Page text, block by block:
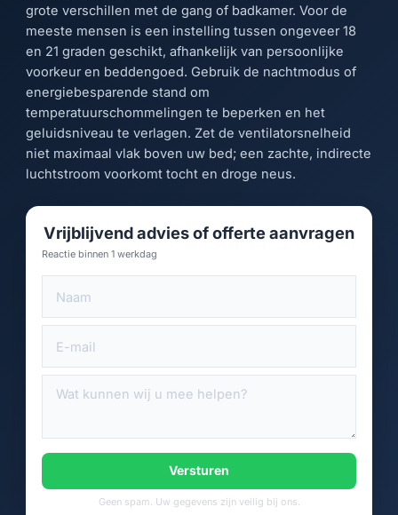
grote verschillen met de gang of badkamer. Voor de
meeste mensen is een instelling tussen ongeveer 18
en 21 graden geschikt, afhankelijk van persoonlijke
voorkeur en beddengoed. Gebruik de nachtmodus of
energiebesparende stand om
temperatuurschommelingen te beperken en het
geluidsniveau te verlagen. Zet de ventilatorsnelheid
niet maximaal vlak boven uw bed; een zachte, indirecte
luchtstroom voorkomt tocht en droge neus.
Vrijblijvend advies of offerte aanvragen
Reactie binnen 1 werkdag
Versturen
Geen spam. Uw gegevens zijn veilig bij ons.